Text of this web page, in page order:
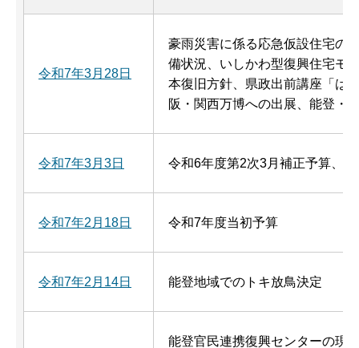
令和7年3月28日
豪雨災害に係る応急仮設住宅の
備状況、いしかわ型復興住宅モ
本復旧方針、県政出前講座「は
阪・関西万博への出展、能登・
令和7年3月3日 令和6年度第2次3月補正予算、
令和7年2月18日 令和7年度当初予算
令和7年2月14日 能登地域でのトキ放鳥決定
能登官民連携復興センターの現